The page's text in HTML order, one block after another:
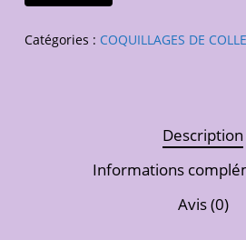
Catégories : COQUILLAGES DE
Description
Informations
Avis (0)